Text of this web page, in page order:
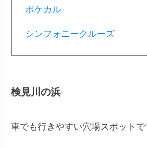
ポケカル
シンフォニークルーズ
検見川の浜
車でも行きやすい穴場スポットで